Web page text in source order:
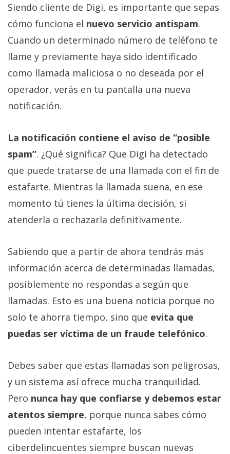
Siendo cliente de Digi, es importante que sepas
cómo funciona el nuevo servicio antispam.
Cuando un determinado número de teléfono te
llame y previamente haya sido identificado
como llamada maliciosa o no deseada por el
operador, verás en tu pantalla una nueva
notificación.
La notificación contiene el aviso de “posible
spam”. ¿Qué significa? Que Digi ha detectado
que puede tratarse de una llamada con el fin de
estafarte. Mientras la llamada suena, en ese
momento tú tienes la última decisión, si
atenderla o rechazarla definitivamente.
Sabiendo que a partir de ahora tendrás más
información acerca de determinadas llamadas,
posiblemente no respondas a según que
llamadas. Esto es una buena noticia porque no
solo te ahorra tiempo, sino que evita que
puedas ser víctima de un fraude telefónico.
Debes saber que estas llamadas son peligrosas,
y un sistema así ofrece mucha tranquilidad.
Pero nunca hay que confiarse y debemos estar
atentos siempre, porque nunca sabes cómo
pueden intentar estafarte, los
ciberdelincuentes siempre buscan nuevas